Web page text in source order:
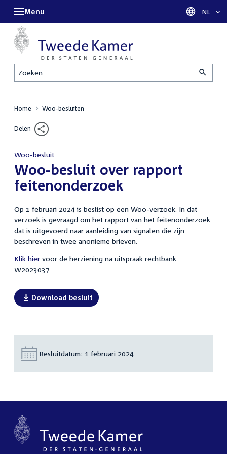
Zoeken
Menu Taal
NL
Home Woo-besluiten
Delen
Woo-besluit
:Woo-besluit over rapport
feitenonderzoek
Op 1 februari 2024 is beslist op een Woo-verzoek. In dat
verzoek is gevraagd om het rapport van het feitenonderzoek
dat is uitgevoerd naar aanleiding van signalen die zijn
beschreven in twee anonieme brieven.
Klik hier voor de herziening na uitspraak rechtbank
W2023037
Download besluit
Besluitdatum: 1 februari 2024